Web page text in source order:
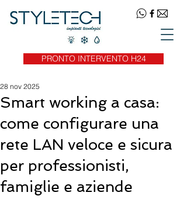
PRONTO INTERVENTO H24
Smart working a casa:
come configurare una
rete LAN veloce e sicura
per professionisti,
famiglie e aziende
28 nov 2025